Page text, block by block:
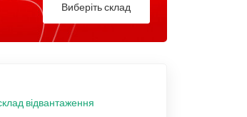
Виберіть склад
відвантаження